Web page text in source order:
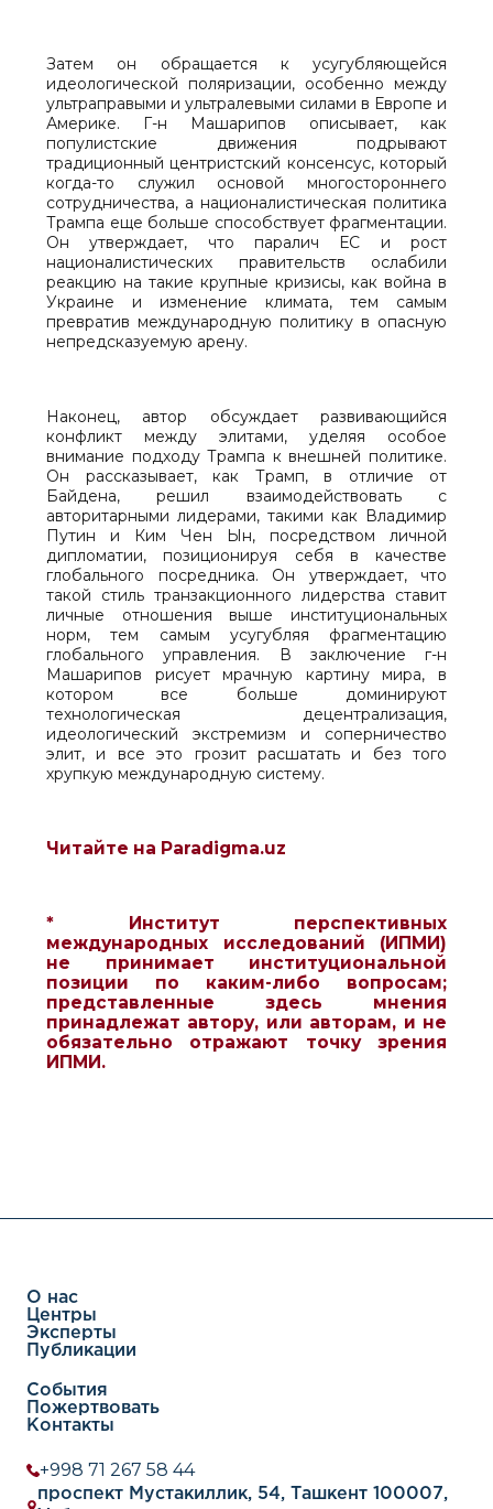
Затем он обращается к усугубляющейся
идеологической поляризации, особенно между
ультраправыми и ультралевыми силами в Европе и
Америке. Г-н Машарипов описывает, как
популистские движения подрывают
традиционный центристский консенсус, который
когда-то служил основой многостороннего
сотрудничества, а националистическая политика
Трампа еще больше способствует фрагментации.
Он утверждает, что паралич ЕС и рост
националистических правительств ослабили
реакцию на такие крупные кризисы, как война в
Украине и изменение климата, тем самым
превратив международную политику в опасную
непредсказуемую арену.
Наконец, автор обсуждает развивающийся
конфликт между элитами, уделяя особое
внимание подходу Трампа к внешней политике.
Он рассказывает, как Трамп, в отличие от
Байдена, решил взаимодействовать с
авторитарными лидерами, такими как Владимир
Путин и Ким Чен Ын, посредством личной
дипломатии, позиционируя себя в качестве
глобального посредника. Он утверждает, что
такой стиль транзакционного лидерства ставит
личные отношения выше институциональных
норм, тем самым усугубляя фрагментацию
глобального управления. В заключение г-н
Машарипов рисует мрачную картину мира, в
котором все больше доминируют
технологическая децентрализация,
идеологический экстремизм и соперничество
элит, и все это грозит расшатать и без того
хрупкую международную систему.
Читайте на Paradigma.uz
* Институт перспективных
международных исследований (ИПМИ)
не принимает институциональной
позиции по каким-либо вопросам;
представленные здесь мнения
принадлежат автору, или авторам, и не
обязательно отражают точку зрения
ИПМИ.
О нас
Центры
Эксперты
Публикации
События
Пожертвовать
Контакты
+998 71 267 58 44
проспект Мустакиллик, 54, Ташкент 100007,